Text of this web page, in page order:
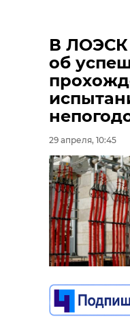
В ЛОЭСК
об
29 апреля, 10:45